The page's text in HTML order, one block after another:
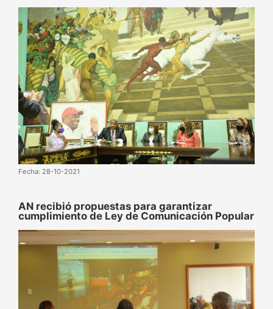
Fecha: 28-10-2021
AN recibió propuestas para garantizar
cumplimiento de Ley de Comunicación Popular